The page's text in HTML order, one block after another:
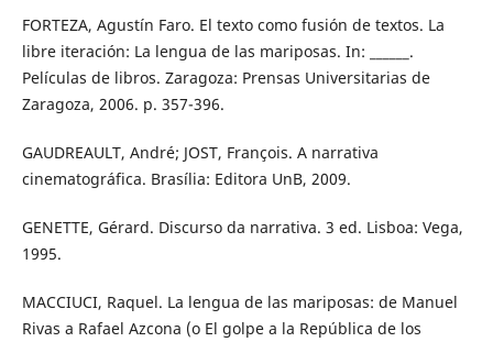
FORTEZA, Agustín Faro. El texto como fusión de textos. La
libre iteración: La lengua de las mariposas. In: ______.
Películas de libros. Zaragoza: Prensas Universitarias de
Zaragoza, 2006. p. 357-396.
GAUDREAULT, André; JOST, François. A narrativa
cinematográfica. Brasília: Editora UnB, 2009.
GENETTE, Gérard. Discurso da narrativa. 3 ed. Lisboa: Vega,
1995.
MACCIUCI, Raquel. La lengua de las mariposas: de Manuel
Rivas a Rafael Azcona (o El golpe a la República de los